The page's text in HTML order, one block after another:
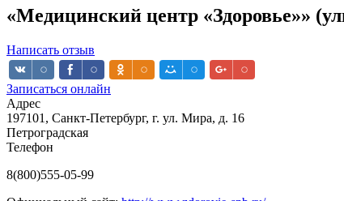
«Медицинский центр «Здоровье»»
Написать отзыв
Записаться онлайн
Адрес
197101, Санкт-Петербург, г. ул. Мира, д. 16
Петроградская
Телефон
8(800)555-05-99